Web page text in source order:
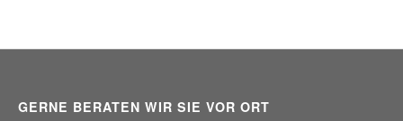
GERNE BERATEN WIR SIE VOR ORT